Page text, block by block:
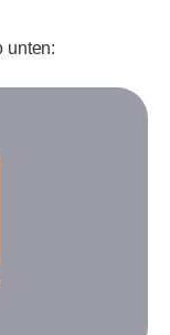
unten: